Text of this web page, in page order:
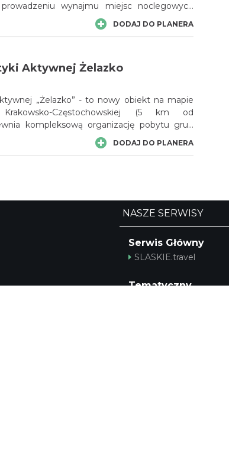
wynajmu miejsc noclegowych
potrzeby i oczekiwania naszych Gości,
naprzeciw. Przyjeżdżającym do nas Gościom
DODAJ DO PLANERA
Aktywnej Żelazko
„Żelazko” - to nowy obiekt na mapie
Częstochowskiej (5 km od
kompleksową organizację pobytu grup
z programem wycieczek i aktywności
DODAJ DO PLANERA
NASZE SERWISY
Serwis Główny
SLASKIE.travel
Tematyczny